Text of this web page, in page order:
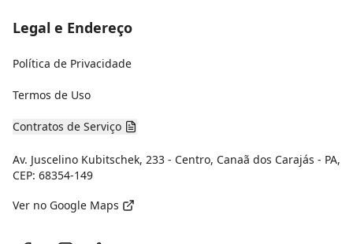
Legal e Endereço
Política de Privacidade
Termos de Uso
Contratos de Serviço
Av. Juscelino Kubitschek, 233 - Centro, Canaã dos Carajás - PA,
CEP: 68354-149
Ver no Google Maps